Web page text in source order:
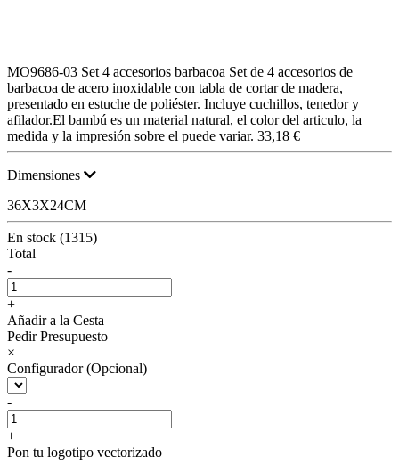
MO9686-03 Set 4 accesorios barbacoa Set de 4 accesorios de
barbacoa de acero inoxidable con tabla de cortar de madera,
presentado en estuche de poliéster. Incluye cuchillos, tenedor y
afilador.El bambú es un material natural, el color del articulo, la
medida y la impresión sobre el puede variar. 33,18 €
Dimensiones
36X3X24CM
En stock (1315)
Total
-
+
Añadir a la Cesta
Pedir Presupuesto
×
Configurador (Opcional)
-
+
Pon tu logotipo vectorizado